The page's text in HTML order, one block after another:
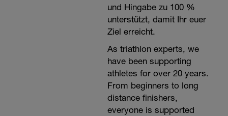
und Hingabe zu 100 %
unterstützt, damit Ihr euer
Ziel erreicht.
As triathlon experts, we
have been supporting
athletes for over 20 years.
From beginners to long
distance finishers,
everyone is supported